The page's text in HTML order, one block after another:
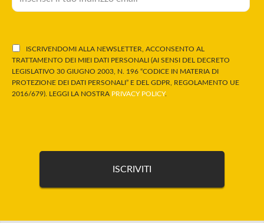
ISCRIVENDOMI ALLA NEWSLETTER, ACCONSENTO AL
TRATTAMENTO DEI MIEI DATI PERSONALI (AI SENSI DEL DECRETO
LEGISLATIVO 30 GIUGNO 2003, N. 196 “CODICE IN MATERIA DI
PROTEZIONE DEI DATI PERSONALI” E DEL GDPR, REGOLAMENTO UE
2016/679). LEGGI LA NOSTRA PRIVACY POLICY.